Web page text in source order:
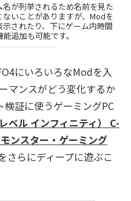
が列挙されるため名前を見た
いことがありますが、Modを
されたり、下にゲーム内時間
追加も可能です。
にいろいろなModを入
マンスがどう変化するか
証に使うゲーミングPC
ベル インフィニティ） C-
ンスター・ゲーミング
さらにディープに遊ぶこ